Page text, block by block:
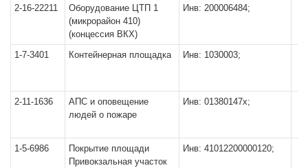
2-16-22211
Оборудование ЦТП 1
(микрорайон 410)
(концессия ВКХ)
Инв: 200006484;
1-7-3401 Контейнерная площадка Инв: 1030003;
2-11-1636
АПС и оповещение
людей о пожаре
Инв: 01380147х;
1-5-6986
Покрытие площади
Привокзальная участок
Инв: 41012200000120;